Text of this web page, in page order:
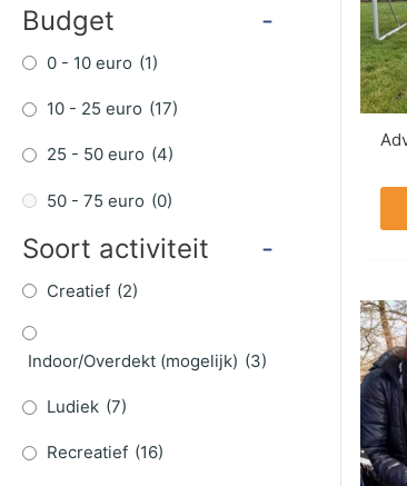
Budget -
0 - 10 euro (1)
10 - 25 euro (17)
25 - 50 euro (4)
50 - 75 euro (0)
Soort activiteit -
Creatief (2)
Indoor/Overdekt (mogelijk) (3)
Ludiek (7)
Recreatief (16)